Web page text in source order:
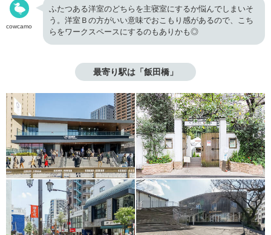
cowcamo
ふたつある洋室のどちらを主寝室にするか悩んでしまいそ
う。洋室Ｂの方がいい意味でおこもり感があるので、こち
らをワークスペースにするのもありかも◎
最寄り駅は「飯田橋」